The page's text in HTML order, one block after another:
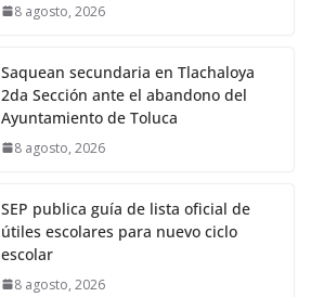
8 agosto, 2026
Saquean secundaria en Tlachaloya
2da Sección ante el abandono del
Ayuntamiento de Toluca
8 agosto, 2026
SEP publica guía de lista oficial de
útiles escolares para nuevo ciclo
escolar
8 agosto, 2026